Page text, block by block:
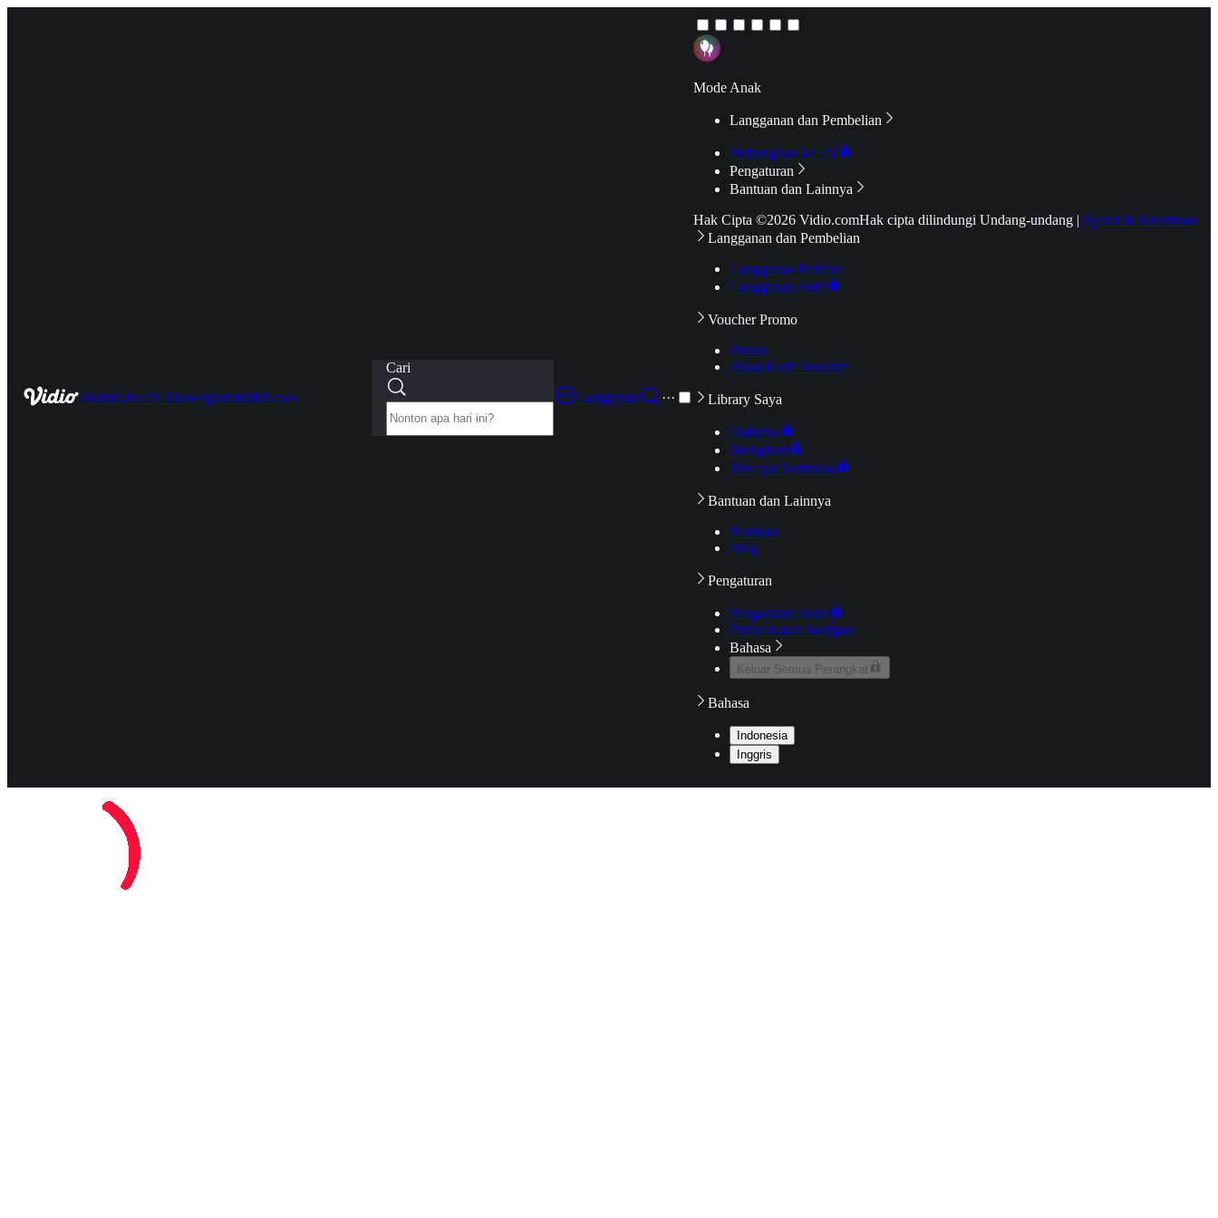
HomeLiveTV ShowSportsKidsNews
Cari
Langganan
···
Mode Anak
Langganan dan Pembelian
Hubungkan ke TV
Pengaturan
Bantuan dan Lainnya
Hak Cipta ©2026 Vidio.comHak cipta dilindungi Undang-undang | Syarat & Ketentuan
Langganan dan Pembelian
Langganan Premier
Langganan Aktif
Voucher Promo
Promo
Pakai Kode Voucher
Library Saya
Daftarku
Mengikuti
Riwayat Tontonan
Bantuan dan Lainnya
Bantuan
Blog
Pengaturan
Pengaturan Akun
Pemeriksaan Jaringan
Bahasa
Keluar Semua Perangkat
Bahasa
Indonesia
Inggris